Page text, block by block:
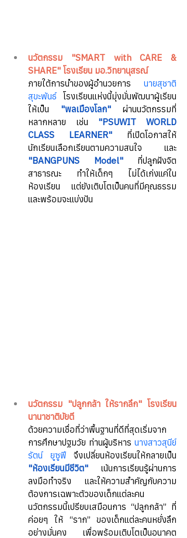
นวัตกรรม "SMART with CARE &
SHARE" โรงเรียน มอ.วิทยานุสรณ์
ภายใต้การนำของผู้อำนวยการ นายสุชาติ
สุขะพันธ์ โรงเรียนแห่งนี้มุ่งมั่นพัฒนาผู้เรียน
ให้เป็น "พลเมืองโลก" ผ่านนวัตกรรมที่
หลากหลาย เช่น "PSUWIT WORLD
CLASS LEARNER" ที่เปิดโอกาสให้
"BANGPUNS Model" ที่ปลูกฝังจิต
สาธารณะ ทำให้เด็กๆ ไม่ได้เก่งแค่ใน
ห้องเรียน แต่ยังเติบโตเป็นคนที่มีคุณธรรม
และพร้อมจะแบ่งปัน
นวัตกรรม "ปลูกกล้า ให้รากลึก" โรงเรียน
นานาชาติบัยตี
ด้วยความเชื่อที่ว่าพื้นฐานที่ดีที่สุดเริ่มจาก
การศึกษาปฐมวัย ท่านผู้บริหาร นางสาวสุนีย์
รัตน์ ยูซูฟี
"ห้องเรียนมีชีวิต" เน้นการเรียนรู้ผ่านการ
ลงมือทำจริง และให้ความสำคัญกับความ
ต้องการเฉพาะตัวของเด็กแต่ละคน
นวัตกรรมนี้เปรียบเสมือนการ “ปลูกกล้า” ที่
ค่อยๆ ให้ “ราก” ของเด็กแต่ละคนหยั่งลึก
อย่างมั่นคง เพื่อพร้อมเติบโตเป็นอนาคต